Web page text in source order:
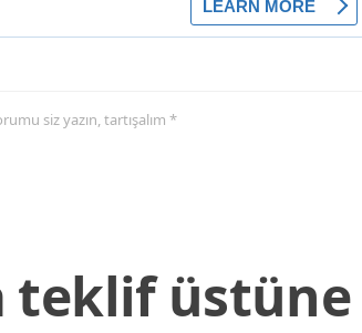
siz yazın, tartışalım *
teklif